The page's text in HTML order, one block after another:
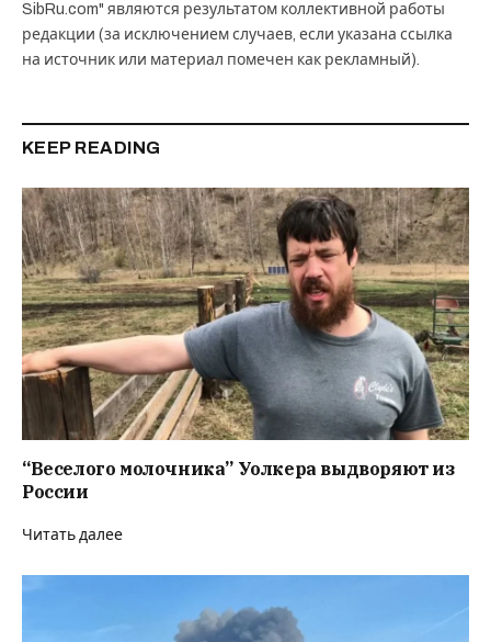
SibRu.com" являются результатом коллективной работы
редакции (за исключением случаев, если указана ссылка
на источник или материал помечен как рекламный).
KEEP READING
“Веселого молочника” Уолкера выдворяют из
России
Читать далее